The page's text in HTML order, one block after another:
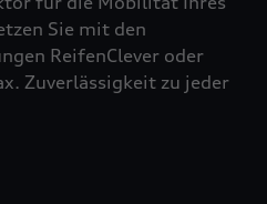
Sie mit den
ReifenClever oder
Zuverlässigkeit zu jeder